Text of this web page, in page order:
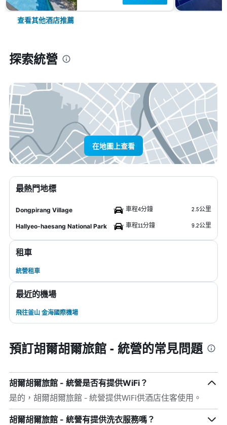
查看其他酒店推薦
探索統營
在地圖上查看
最熱門地標
Dongpirang Village 車程4分鐘 2.5公里
Hallyeo-haesang National Park 車程11分鐘 9.2公里
租車
統營租車
最近的機場
飛往釜山 金海國際機場
預訂胡爾胡爾旅館 - 統營的常見問題
胡爾胡爾旅館 - 統營是否有提供WiFi？
是的，胡爾胡爾旅館 - 統營提供WiFi供酒店住客使用。
胡爾胡爾旅館 - 統營有提供洗衣服務嗎？